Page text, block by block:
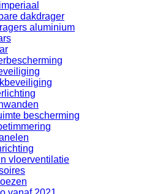
dakdrager
aluminium
bescherming
vloerventilatie